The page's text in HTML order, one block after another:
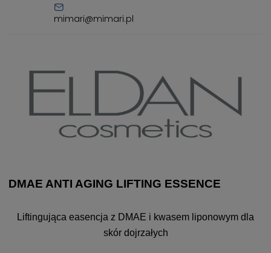
mimari@mimari.pl
DMAE ANTI AGING LIFTING ESSENCE
Liftingująca easencja z DMAE i kwasem liponowym dla
skór dojrzałych